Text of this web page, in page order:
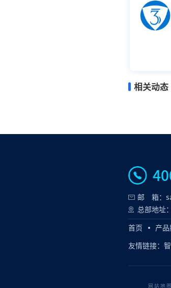
相关动态
邮 箱：
总部地址
首页 产品
友情链接：
网站地图